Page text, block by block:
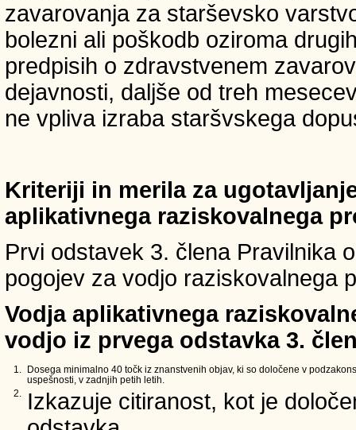
zavarovanja za starševsko
bolezni ali poškodb oziroma
predpisih o zdravstvenem
dejavnosti, daljše od treh
ne vpliva izraba staršvskega
Kriteriji in merila za
aplikativnega raziskovalnega
Prvi odstavek 3. člena Pravilnika
pogojev za vodjo raziskovalnega
Vodja aplikativnega
vodjo iz prvega odstavka 3.
1.
Dosega minimalno 40 točk iz znanstvenih objav, ki so določene v
uspešnosti, v zadnjih petih letih.
2.
Izkazuje citiranost, kot je